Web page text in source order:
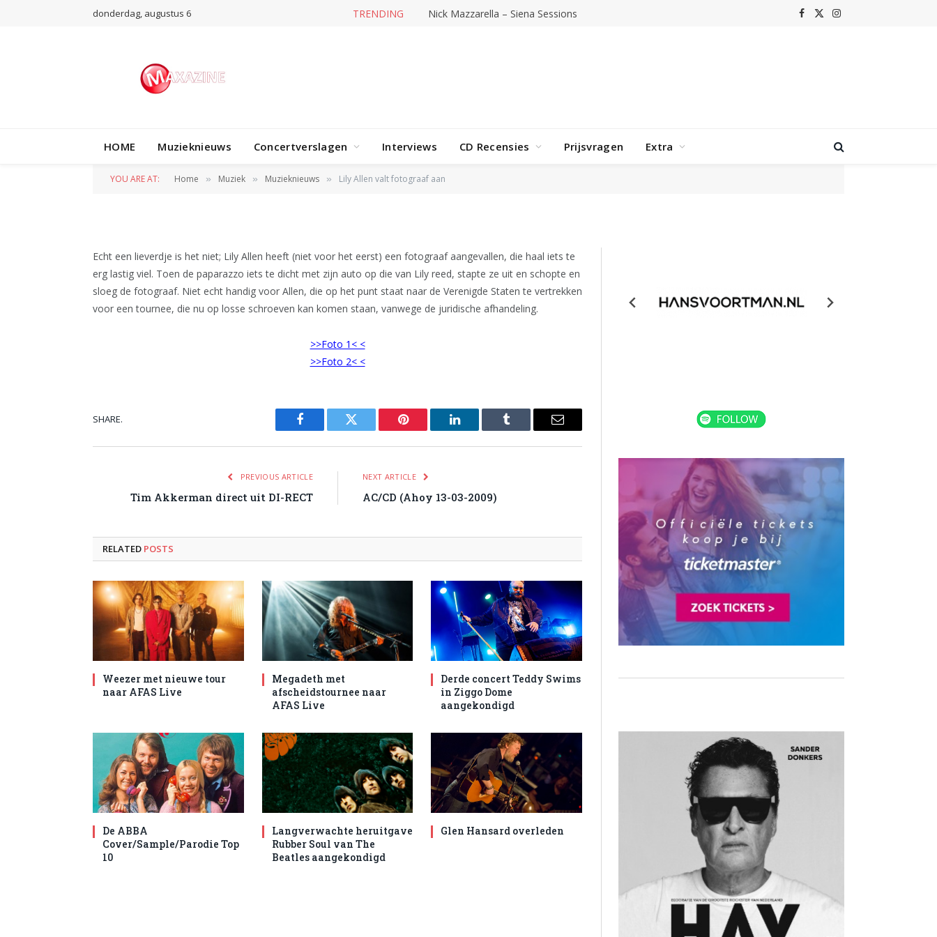
donderdag, augustus 6 TRENDING Nick Mazzarella – Siena Sessions Facebook
X
Instagram
HOME Muzieknieuws Concertverslagen Interviews CD Recensies Prijsvragen Extra
YOU ARE AT: Home » Muziek » Muzieknieuws » Lily Allen valt fotograaf aan
Lily Allen valt fotograaf aan
Echt een lieverdje is het niet; Lily Allen heeft (niet voor het eerst) een fotograaf aangevallen, die haal iets te
erg lastig viel. Toen de paparazzo iets te dicht met zijn auto op die van Lily reed, stapte ze uit en schopte en
sloeg de fotograaf. Niet echt handig voor Allen, die op het punt staat naar de Verenigde Staten te vertrekken
voor een tournee, die nu op losse schroeven kan komen staan, vanwege de juridische afhandeling.
>>Foto 1< <
>>Foto 2< <
SHARE.
Facebook Twitter Pinterest LinkedIn Tumblr Email
PREVIOUS ARTICLE
Tim Akkerman direct uit DI-RECT
NEXT ARTICLE
AC/CD (Ahoy 13-03-2009)
RELATED POSTS
Weezer met nieuwe tour
naar AFAS Live
Megadeth met
afscheidstournee naar
AFAS Live
Derde concert Teddy Swims
in Ziggo Dome
aangekondigd
De ABBA
Cover/Sample/Parodie Top
10
Langverwachte heruitgave
Rubber Soul van The
Beatles aangekondigd
Glen Hansard overleden